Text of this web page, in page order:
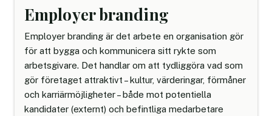
Employer branding
Employer branding är det arbete en organisation gör
för att bygga och kommunicera sitt rykte som
arbetsgivare. Det handlar om att tydliggöra vad som
gör företaget attraktivt – kultur, värderingar, förmåner
och karriärmöjligheter – både mot potentiella
kandidater (externt) och befintliga medarbetare